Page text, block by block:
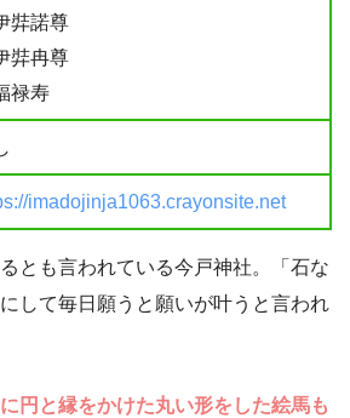
弉諾尊
弉冉尊
禄寿
imadojinja1063.crayonsite.net
とも言われている今戸神社。「石な
して毎日願うと願いが叶うと言われ
円と縁をかけた丸い形をした絵馬も